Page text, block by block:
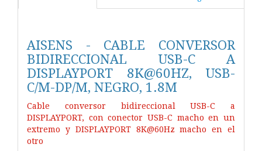
AISENS - CABLE CONVERSOR
BIDIRECCIONAL USB-C A
DISPLAYPORT 8K@60HZ, USB-
C/M-DP/M, NEGRO, 1.8M
Cable conversor bidireccional USB-C a
DISPLAYPORT, con conector USB-C macho en un
extremo y DISPLAYPORT 8K@60Hz macho en el
otro